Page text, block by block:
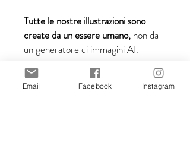
Tutte le nostre illustrazioni sono
create da un essere umano, non da
un generatore di immagini AI.
Dettagli di spedizione:
Email Facebook Instagram